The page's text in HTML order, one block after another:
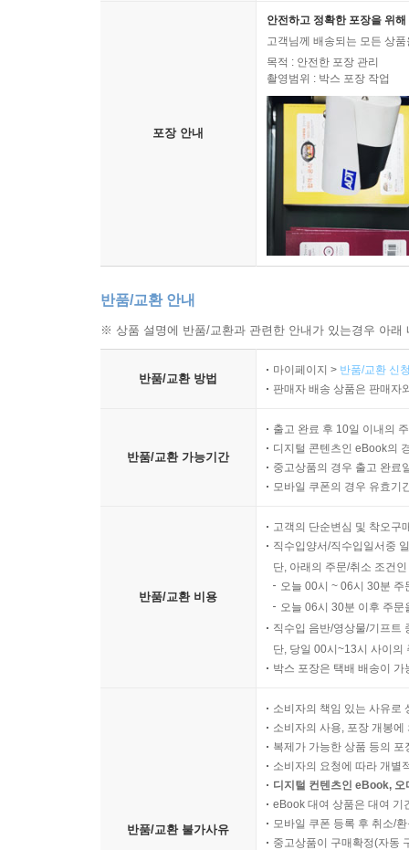
포장 안내
안전하고 정확한 포장을 위
고객님께 배송되는 모든 상
목적 : 안전한 포장 관리
촬영범위 : 박스 포장 작업
반품/교환 안내
※ 상품 설명에 반품/교환과 관련한 안내가 있는경우 아
반품/교환 방법
마이페이지 > 반품/교환 신
판매자 배송 상품은 판매자
반품/교환 가능기간
출고 완료 후 10일 이내의
디지털 콘텐츠인 eBook의
중고상품의 경우 출고 완료
모바일 쿠폰의 경우 유효기
반품/교환 비용
고객의 단순변심 및 착오구
직수입양서/직수입일서중
단, 아래의 주문/취소 조건
오늘 00시 ~ 06시 30분
오늘 06시 30분 이후 주
직수입 음반/영상물/기프트
단, 당일 00시~13시 사이의
박스 포장은 택배 배송이
반품/교환 불가사유
소비자의 책임 있는 사유로
소비자의 사용, 포장 개봉
복제가 가능한 상품 등의
소비자의 요청에 따라 개별
디지털 컨텐츠인 eBook,
eBook 대여 상품은 대여 기
모바일 쿠폰 등록 후 취소/
중고상품이 구매확정(자동